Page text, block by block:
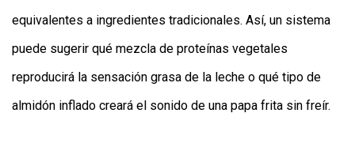
equivalentes a ingredientes tradicionales. Así, un sistema
puede sugerir qué mezcla de proteínas vegetales
reproducirá la sensación grasa de la leche o qué tipo de
almidón inflado creará el sonido de una papa frita sin freír.